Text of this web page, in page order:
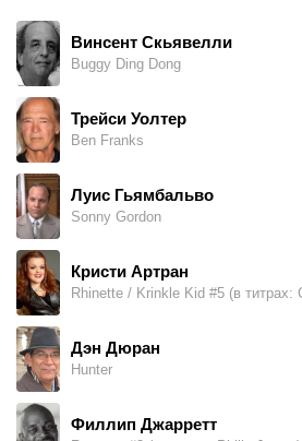
Винсент Скьявелли
Buggy Ding Dong
Трейси Уолтер
Ben Franks
Луис Гьямбальво
Sonny Gordon
Кристи Артран
Дэн Дюран
Hunter
Филлип Джарретт